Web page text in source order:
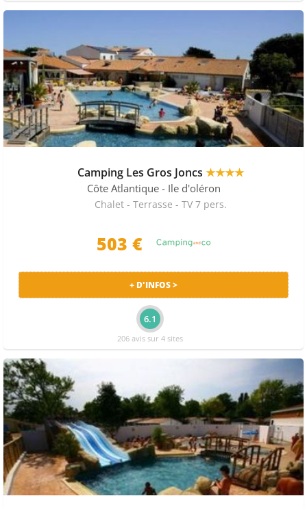
Camping Les Gros Joncs ★★★★
Côte Atlantique - Ile d'oléron
Chalet - Terrasse - TV 7 pers.
503 €
+ D'INFOS >
6.1
206 avis sur 4 sites